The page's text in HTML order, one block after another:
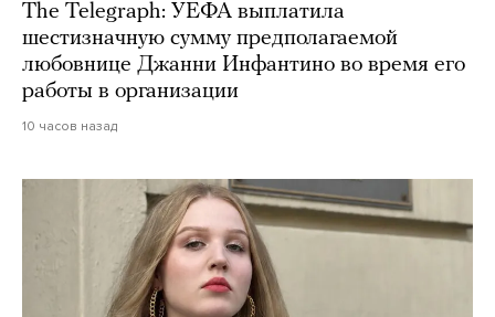
The Telegraph: УЕФА выплатила
шестизначную сумму предполагаемой
любовнице Джанни Инфантино во время его
работы в организации
10 часов назад